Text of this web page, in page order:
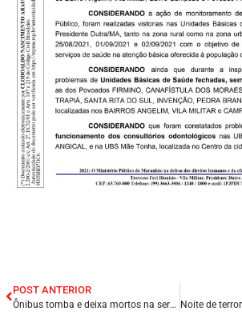
POST ANTERIOR
Ônibus tomba e deixa mortos na serra em Tianguá/CE; morador de Presidente Dutra/MA, esta entre as vitimas.